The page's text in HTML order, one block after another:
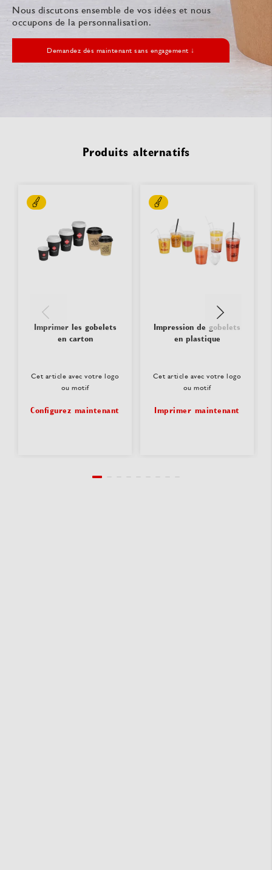
Nous discutons ensemble de vos idées et nous
occupons de la personnalisation.
Demandez dès maintenant sans engagement ↓
Produits alternatifs
Imprimer les gobelets
en carton
Cet article avec votre logo
ou motif
Configurez maintenant
Impression de gobelets
en plastique
Cet article avec votre logo
ou motif
Imprimer maintenant